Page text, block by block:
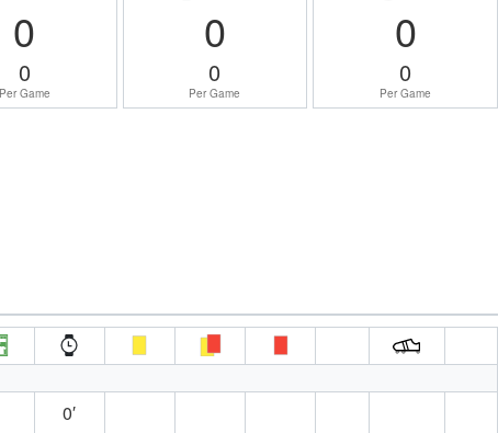
0
0
Per Game
0
0
Per Game
0
0
Per Game
0′